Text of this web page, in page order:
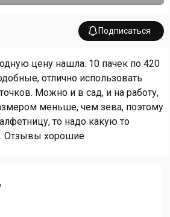
Подписаться
цену нашла. 10 пачек по 420
отлично использовать
Можно и в сад, и на работу,
меньше, чем зева, поэтому
то надо какую то
Отзывы хорошие